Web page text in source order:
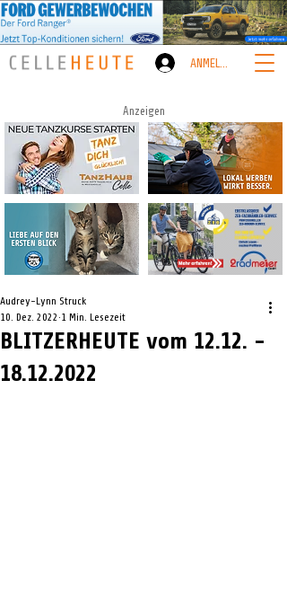
ANMELDEN
Anzeigen
BLITZERHEUTE vom 12.12. -
18.12.2022
Audrey-Lynn Struck
10. Dez. 2022 1 Min. Lesezeit